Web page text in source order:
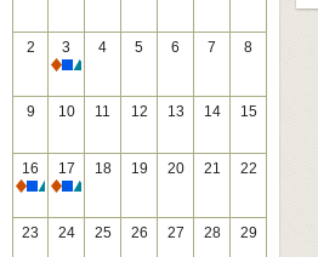
2
3
休館
4 5 6 7 8
9 10 11 12 13 14 15
16
休館
17
休館
18 19 20 21 22
23 24 25 26 27 28 29